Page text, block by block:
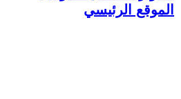
الموقع الرئيسي